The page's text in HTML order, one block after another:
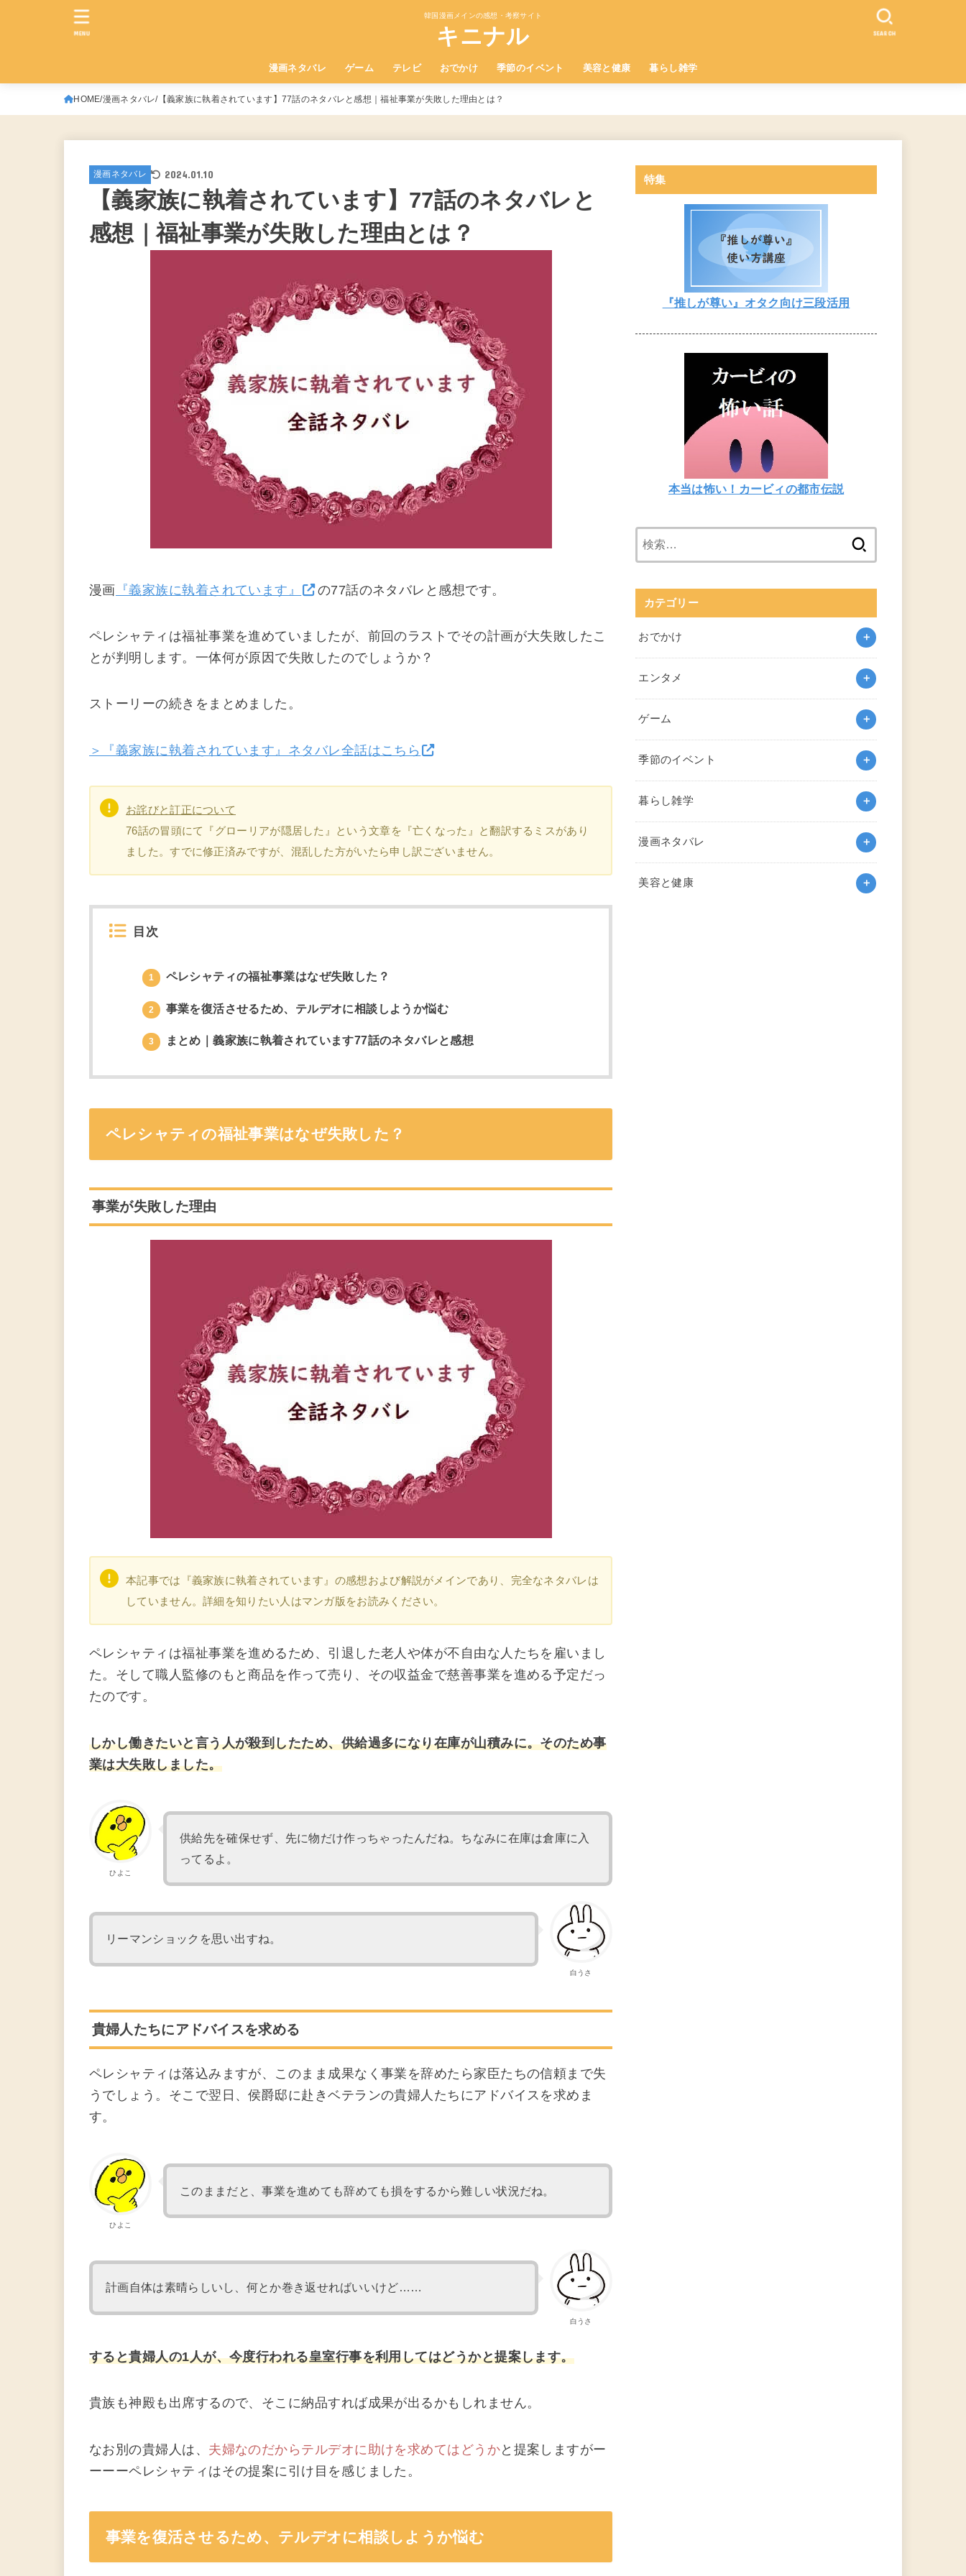
韓国漫画メインの感想・考察サイト
キニナル
漫画ネタバレ ゲーム テレビ おでかけ 季節のイベント 美容と健康 暮らし雑学
SEARCH
MENU
HOME 漫画ネタバレ 【義家族に執着されています】77話のネタバレと感想｜福祉事業が失敗した理由とは？
漫画ネタバレ 2024.01.10
【義家族に執着されています】77話のネタバレと
感想｜福祉事業が失敗した理由とは？
漫画 『義家族に執着されています』 の77話のネタバレと感想です。
ペレシャティは福祉事業を進めていましたが、前回のラストでその計画が大失敗したこ
とが判明します。一体何が原因で失敗したのでしょうか？
ストーリーの続きをまとめました。
＞『義家族に執着されています』ネタバレ全話はこちら
お詫びと訂正について
76話の冒頭にて『グローリアが隠居した』という文章を『亡くなった』と翻訳するミスがあり
ました。すでに修正済みですが、混乱した方がいたら申し訳ございません。
目次
1 ペレシャティの福祉事業はなぜ失敗した？
2 事業を復活させるため、テルデオに相談しようか悩む
3 まとめ｜義家族に執着されています77話のネタバレと感想
ペレシャティの福祉事業はなぜ失敗した？
事業が失敗した理由
本記事では『義家族に執着されています』の感想および解説がメインであり、完全なネタバレは
していません。詳細を知りたい人はマンガ版をお読みください。
ペレシャティは福祉事業を進めるため、引退した老人や体が不自由な人たちを雇いまし
た。そして職人監修のもと商品を作って売り、その収益金で慈善事業を進める予定だっ
たのです。
しかし働きたいと言う人が殺到したため、供給過多になり在庫が山積みに。そのため事
業は大失敗しました。
ひよこ
供給先を確保せず、先に物だけ作っちゃったんだね。ちなみに在庫は倉庫に入
ってるよ。
白うさ
リーマンショックを思い出すね。
貴婦人たちにアドバイスを求める
ペレシャティは落込みますが、このまま成果なく事業を辞めたら家臣たちの信頼まで失
うでしょう。そこで翌日、侯爵邸に赴きベテランの貴婦人たちにアドバイスを求めま
す。
ひよこ
このままだと、事業を進めても辞めても損をするから難しい状況だね。
白うさ
計画自体は素晴らしいし、何とか巻き返せればいいけど……
すると貴婦人の1人が、今度行われる皇室行事を利用してはどうかと提案します。
貴族も神殿も出席するので、そこに納品すれば成果が出るかもしれません。
なお別の貴婦人は、 夫婦なのだからテルデオに助けを求めてはどうかと提案しますがー
ーーーペレシャティはその提案に引け目を感じました。
事業を復活させるため、テルデオに相談しようか悩む
特集
『推しが尊い』オタク向け三段活用
本当は怖い！カービィの都市伝説
カテゴリー
おでかけ
エンタメ
ゲーム
季節のイベント
暮らし雑学
漫画ネタバレ
美容と健康